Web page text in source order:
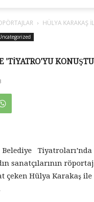
HÜLYA KARAKAŞ
'TİYATRO'YU
sanatçılarının
çeken Hülya Karakaş